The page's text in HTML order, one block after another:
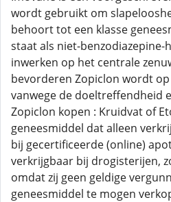
wordt gebruikt om
behoort tot een klasse
staat als niet-benzodiazepine-
inwerken op het centrale
bevorderen Zopiclon wordt
vanwege de doeltreffendheid
Zopiclon kopen : Kruidvat of
geneesmiddel dat alleen
bij gecertificeerde (online)
verkrijgbaar bij drogisterijen,
omdat zij geen geldige
geneesmiddel te mogen